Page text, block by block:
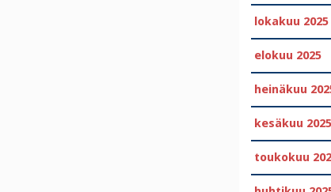
lokakuu 2025
elokuu 2025
heinäkuu
kesäkuu 2025
toukokuu